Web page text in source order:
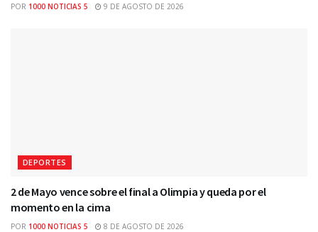
POR 1000 NOTICIAS 5 9 DE AGOSTO DE 2026
DEPORTES
2 de Mayo vence sobre el final a Olimpia y queda por el
momento en la cima
POR 1000 NOTICIAS 5 8 DE AGOSTO DE 2026